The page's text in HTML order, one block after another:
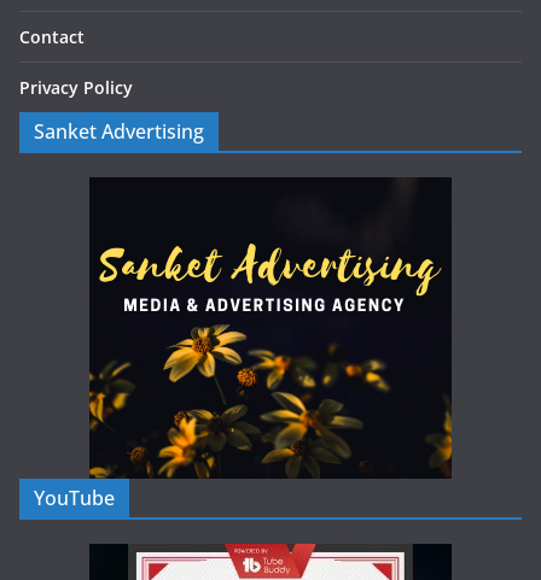
Contact
Privacy Policy
Sanket Advertising
YouTube